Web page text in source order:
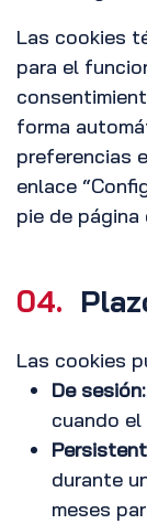
Las cookies
para el
forma
preferencias
enlace
pie de página
04.
Las cookies
De sesión:
cuando el
durante
meses